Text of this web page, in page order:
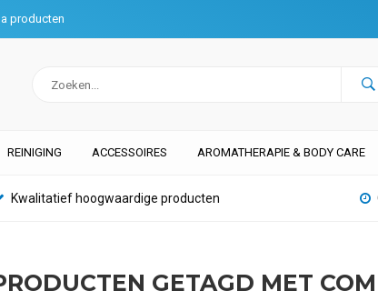
producten
REINIGING ACCESSOIRES AROMATHERAPIE & BODY CARE
Kwalitatief hoogwaardige producten
GETAGD MET